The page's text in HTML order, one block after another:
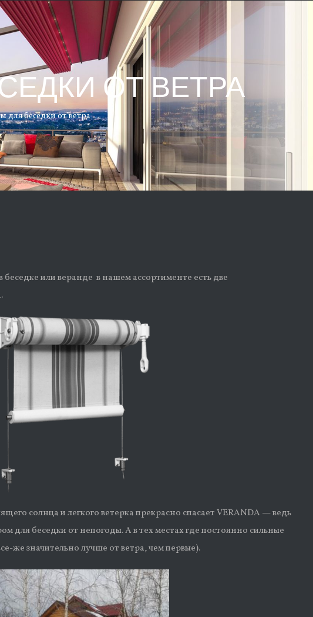
ОТ ВЕТРА
для беседки от ветра
или веранде в нашем ассортименте есть две
солнца и легкого ветерка прекрасно спасает VERANDA — ведь
беседки от непогоды. А в тех местах где постоянно сильные
же значительно лучше от ветра, чем первые).